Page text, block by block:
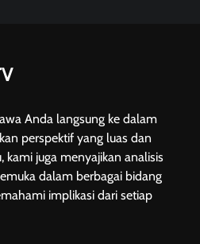
Anda langsung ke dalam
perspektif yang luas dan
kami juga menyajikan analisis
dalam berbagai bidang
implikasi dari setiap